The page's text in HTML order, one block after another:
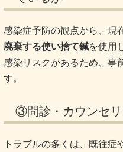
感染症予防の観点から、現
廃棄する使い捨て鍼を使用
感染リスクがあるため、事
す。
③問診・カウンセ
トラブルの多くは、既往症